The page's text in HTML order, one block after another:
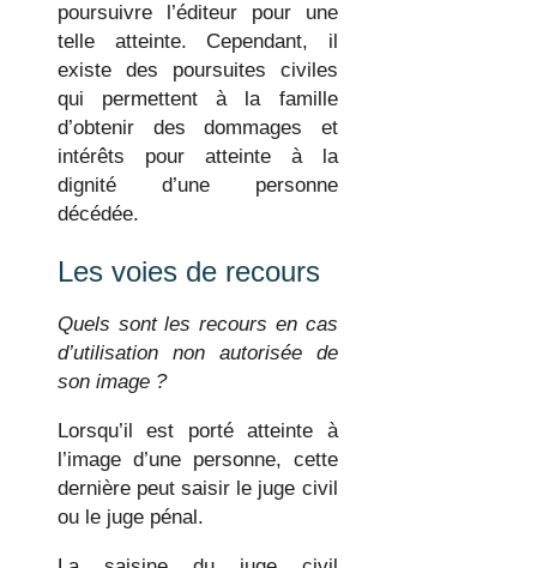
poursuivre l’éditeur pour une
telle atteinte. Cependant, il
existe des poursuites civiles
qui permettent à la famille
d’obtenir des dommages et
intérêts pour atteinte à la
dignité d’une personne
décédée.
Les voies de recours
Quels sont les recours en cas
d’utilisation non autorisée de
son image ?
Lorsqu’il est porté atteinte à
l’image d’une personne, cette
dernière peut saisir le juge civil
ou le juge pénal.